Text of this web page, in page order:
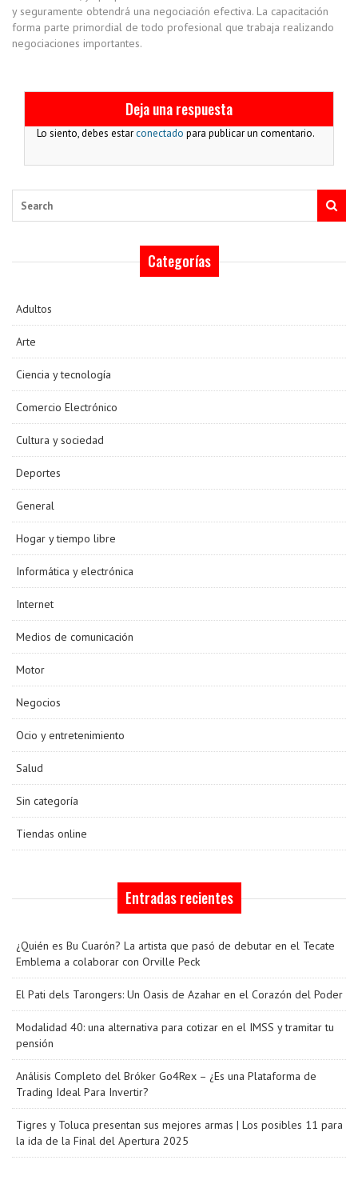
y seguramente obtendrá una negociación efectiva. La capacitación
forma parte primordial de todo profesional que trabaja realizando
negociaciones importantes.
Deja una respuesta
Lo siento, debes estarconectado para publicar un comentario.
Categorías
Adultos
Arte
Ciencia y tecnología
Comercio Electrónico
Cultura y sociedad
Deportes
General
Hogar y tiempo libre
Informática y electrónica
Internet
Medios de comunicación
Motor
Negocios
Ocio y entretenimiento
Salud
Sin categoría
Tiendas online
Entradas recientes
¿Quién es Bu Cuarón? La artista que pasó de debutar en el Tecate
Emblema a colaborar con Orville Peck
El Pati dels Tarongers: Un Oasis de Azahar en el Corazón del Poder
Modalidad 40: una alternativa para cotizar en el IMSS y tramitar tu
pensión
Análisis Completo del Bróker Go4Rex – ¿Es una Plataforma de
Trading Ideal Para Invertir?
Tigres y Toluca presentan sus mejores armas | Los posibles 11 para
la ida de la Final del Apertura 2025